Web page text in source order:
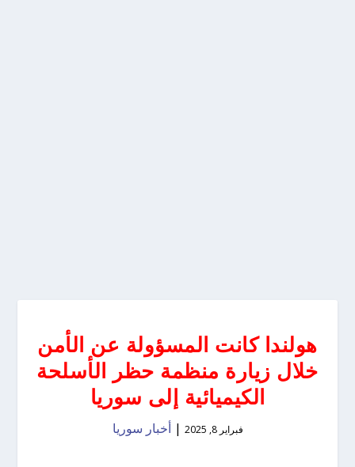
هولندا كانت المسؤولة عن الأمن
خلال زيارة منظمة حظر الأسلحة
الكيميائية إلى سوريا
فبراير 8, 2025 |أخبار سوريا